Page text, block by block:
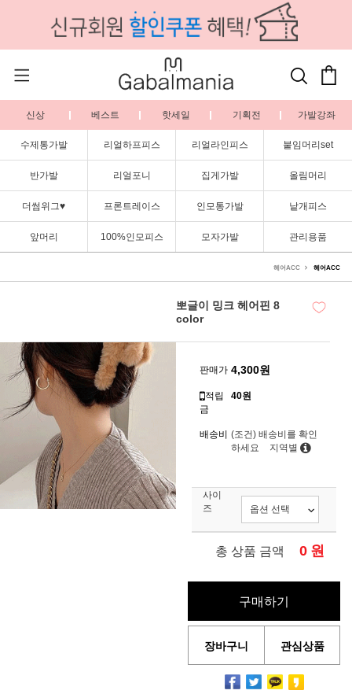
신상 베스트 핫세일 기획전 가발강좌
수제통가발 리얼하프피스 리얼라인피스 붙임머리set
반가발 리얼포니 집게가발 올림머리
더썸위그♥ 프론트레이스 인모통가발 낱개피스
앞머리 100%인모피스 모자가발 관리용품
헤어ACC 헤어ACC
뽀글이 밍크 헤어핀 8
color
판매가 4,300원
적립
금
40원
배송비 (조건) 배송비를 확인
하세요
지역별
사이
즈
총 상품 금액 0 원
구매하기
장바구니 관심상품